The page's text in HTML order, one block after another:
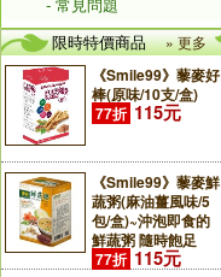
限時特價商品
» 更多
《Smile99》藜麥好
棒(原味/10支/盒)
77折 115元
《Smile99》藜麥鮮
蔬粥(麻油薑風味/5
包/盒)~沖泡即食的
鮮蔬粥 隨時飽足
77折 115元